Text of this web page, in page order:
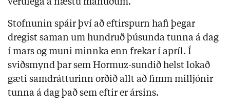
verulega á næstu mánuðum.
Stofnunin spáir því að eftirspurn hafi þegar
dregist saman um hundruð þúsunda tunna á dag
í mars og muni minnka enn frekar í apríl. Í
sviðsmynd þar sem Hormuz-sundið helst lokað
gæti samdrátturinn orðið allt að fimm milljónir
tunna á dag það sem eftir er ársins.